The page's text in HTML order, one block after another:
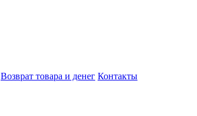
Возврат товара и денег Контакты